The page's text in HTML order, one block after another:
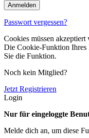
Passwort vergessen?
Cookies müssen akzeptiert
Die Cookie-Funktion Ihres
Sie die Funktion.
Noch kein Mitglied?
Jetzt Registrieren
Login
Nur für eingeloggte
Melde dich an, um diese